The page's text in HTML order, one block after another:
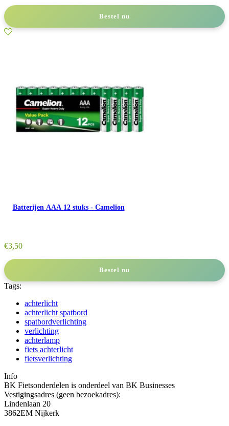
Bestel nu
Batterijen AAA 12 stuks - Camelion
€3,50
Bestel nu
Tags:
achterlicht
achterlicht spatbord
spatbordverlichting
verlichting
achterlamp
fiets achterlicht
fietsverlichting
Info
BK Fietsonderdelen is onderdeel van BK Businesses
Vestigingsadres (geen bezoekadres):
Lindenlaan 20
3862EM Nijkerk